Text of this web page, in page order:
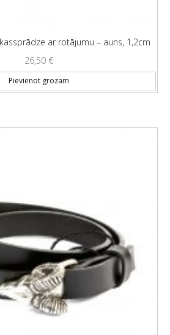
ar rotājumu – auns, 1,2cm
26,50 €
Pievienot grozam